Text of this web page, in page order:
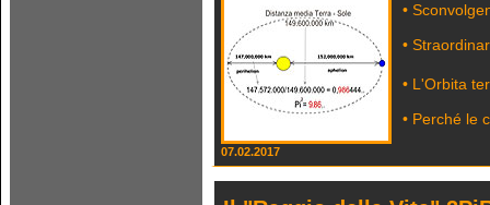
•
•
• L'Orbita
• Perché le
07.02.2017